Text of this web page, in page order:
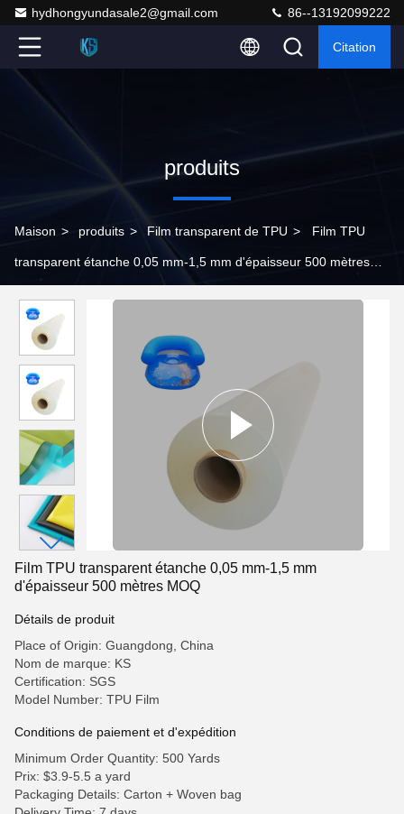
hydhongyundasale2@gmail.com 86--13192099222
Citation
produits
Maison > produits > Film transparent de TPU > Film TPU
transparent étanche 0,05 mm-1,5 mm d'épaisseur 500 mètres
Film TPU transparent étanche 0,05 mm-1,5 mm
d'épaisseur 500 mètres MOQ
Détails de produit
Place of Origin: Guangdong, China
Nom de marque: KS
Certification: SGS
Model Number: TPU Film
Conditions de paiement et d'expédition
Minimum Order Quantity: 500 Yards
Prix: $3.9-5.5 a yard
Packaging Details: Carton + Woven bag